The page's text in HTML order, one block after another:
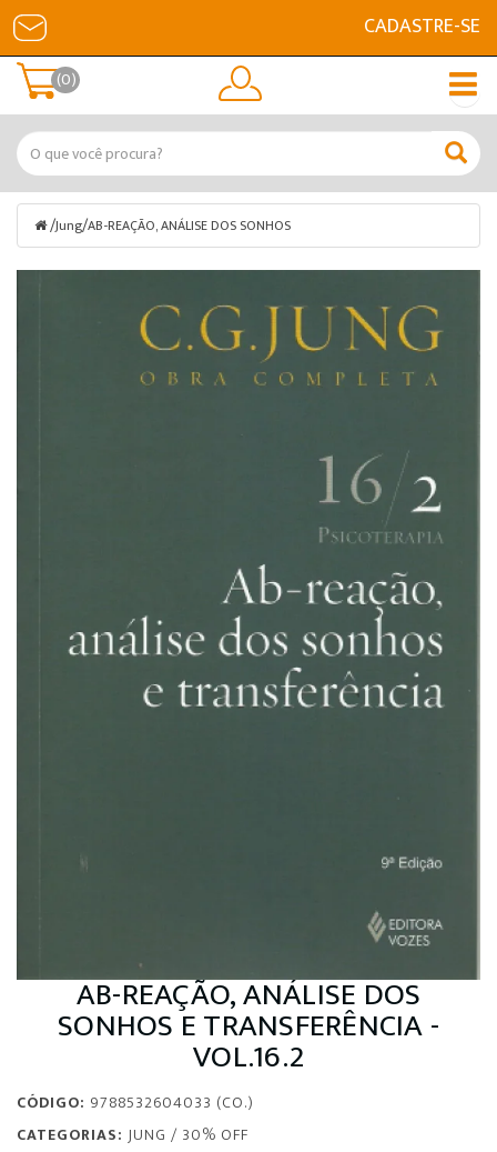
CADASTRE-SE
(0)
/Jung/AB-REAÇÃO, ANÁLISE DOS SONHOS
AB-REAÇÃO, ANÁLISE DOS
SONHOS E TRANSFERÊNCIA -
VOL.16.2
CÓDIGO: 9788532604033 (CO.)
CATEGORIAS: JUNG / 30% OFF